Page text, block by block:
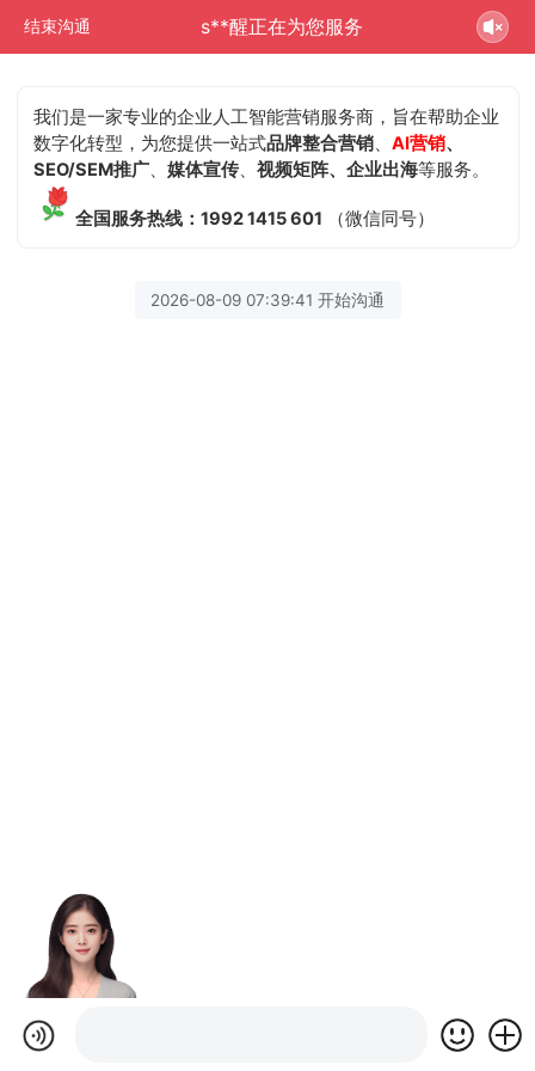
结束沟通 s**醒正在为您服务
我们是一家专业的企业人工智能营销服务商，旨在帮助企业
数字化转型，为您提供一站式品牌整合营销、AI营销、
SEO/SEM推广、媒体宣传、视频矩阵、企业出海等服务。
全国服务热线：1992 1415 601 （微信同号）
2026-08-09 07:39:41 开始沟通